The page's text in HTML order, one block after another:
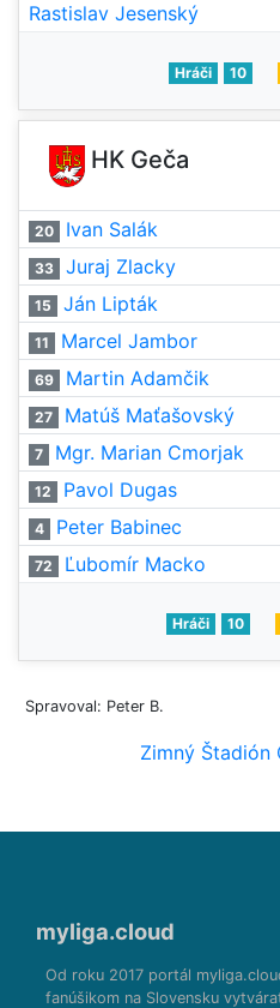
Rastislav Jesenský
Hráči 10
HK Geča
20 Ivan Salák
33 Juraj Zlacky
15 Ján Lipták
11 Marcel Jambor
69 Martin Adamčik
27 Matúš Maťašovský
7 Mgr. Marian Cmorjak
12 Pavol Dugas
4 Peter Babinec
72 Ľubomír Macko
Hráči 10
Spravoval: Peter B.
Zimný Štadión
myliga.cloud
Od roku 2017 portál
fanúšikom na Slovensku